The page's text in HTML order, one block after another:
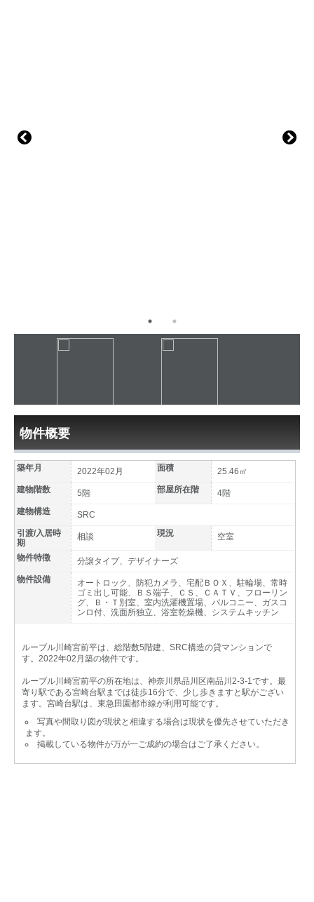
物件概要
築年月 2022年02月 面積
25.46㎡
建物階数
5階 部屋所在階
4階
建物構造
SRC
引渡/入居時
期
相談 現況 空室
物件特徴
分譲タイプ、デザイナーズ
物件設備
オートロック、防犯カメラ、宅配ＢＯＸ、駐輪場、常時
ゴミ出し可能、ＢＳ端子、ＣＳ、ＣＡＴＶ、フローリン
グ、Ｂ・Ｔ別室、室内洗濯機置場、バルコニー、ガスコ
ンロ付、洗面所独立、浴室乾燥機、システムキッチン
ルーブル川崎宮前平は、総階数5階建、SRC構造の貸マンションで
す。2022年02月築の物件です。
ルーブル川崎宮前平の所在地は、神奈川県品川区南品川2-3-1です。最
寄り駅である宮崎台駅までは徒歩16分で、少し歩きますと駅がござい
ます。宮崎台駅は、東急田園都市線が利用可能です。
写真や間取り図が現状と相違する場合は現状を優先させていただき
ます。
掲載している物件が万が一ご成約の場合はご了承ください。